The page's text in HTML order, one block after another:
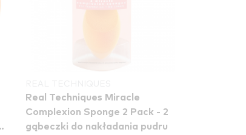
Real Techniques Miracle
Complexion Sponge 2 Pack - 2
gąbeczki do nakładania pudru